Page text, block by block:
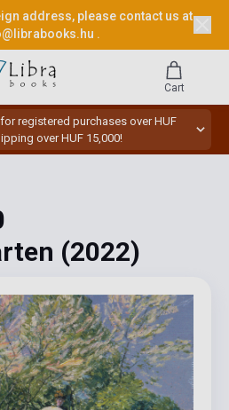
address, please contact us at
.
registered purchases over HUF
over HUF 15,000!
Cart
(2022)